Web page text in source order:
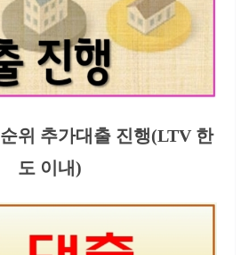
위 추가대출 진행(LTV 한
도 이내)